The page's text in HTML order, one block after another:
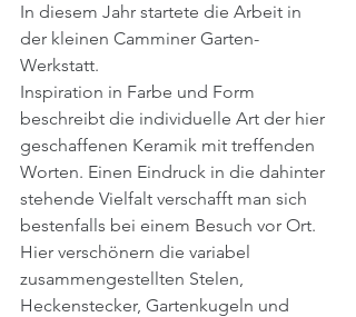
In diesem Jahr startete die Arbeit in
der kleinen Camminer Garten-
Werkstatt.
Inspiration in Farbe und Form
beschreibt die individuelle Art der hier
geschaffenen Keramik mit treffenden
Worten. Einen Eindruck in die dahinter
stehende Vielfalt verschafft man sich
bestenfalls bei einem Besuch vor Ort.
Hier verschönern die variabel
zusammengestellten Stelen,
Heckenstecker, Gartenkugeln und